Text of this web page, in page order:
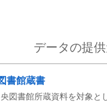
データの提
書館蔵書
図書館所蔵資料を対象と